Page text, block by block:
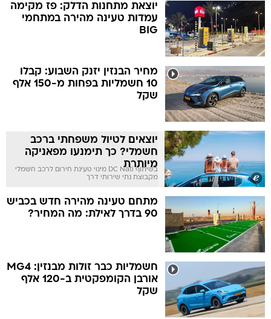
יוצאת מתחנות הדלק: פז מקימה
עמדות טעינה מהירה במתחמי
BIG
מחיר הבנזין יזנק השבוע: קבלו
10 חשמליות בפחות מ-150 אלף
שקל
יוצאים לטיול משפחתי ברכב
חשמלי? כך תימנעו מפאניקה
מיותרת
בשיתוף DC Nati מינוי טעינת חירום לרכב חשמלי
מקבוצת נתי שירותי דרך
מתחם טעינה מהירה חדש בכביש
90 בדרך לאילת: מה המחיר?
חשמליות כבר זולות מבנזין: MG4
אורבן הקומפקטית ב-120 אלף
שקל